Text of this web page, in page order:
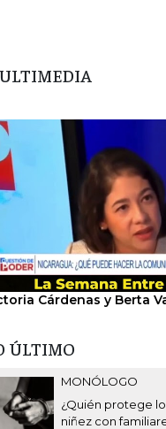
Cárdenas y Berta
ÚLTIMO
MONÓLOGO
¿Quién protege
niñez con